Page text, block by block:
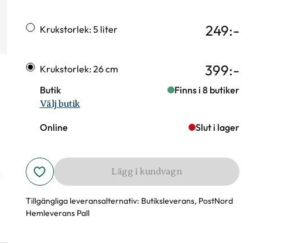
Krukstorlek: 5 liter 249:-
Krukstorlek: 26 cm 399:-
Butik Finns i 8 butiker
Välj butik
Online Slut i lager
Lägg i kundvagn
Tillgängliga leveransalternativ: Butiksleverans, PostNord
Hemleverans Pall